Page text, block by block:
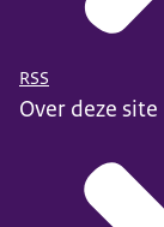
RSS
Over deze site